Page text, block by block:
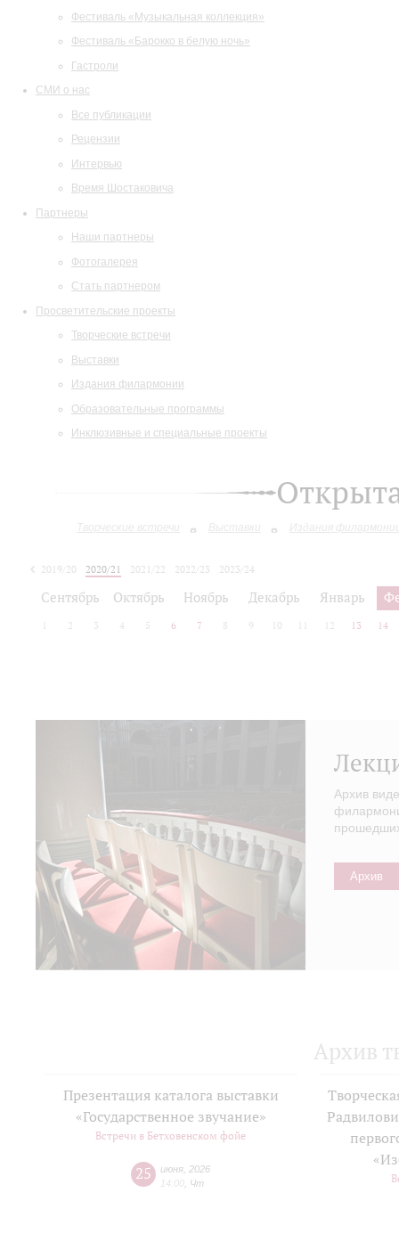
Фестиваль «Музыкальная коллекция»
Фестиваль «Барокко в белую ночь»
Гастроли
СМИ о нас
Все публикации
Рецензии
Интервью
Время Шостаковича
Партнеры
Наши партнеры
Фотогалерея
Стать партнером
Просветительские проекты
Творческие встречи
Выставки
Издания филармонии
Образовательные программы
Инклюзивные и специальные проекты
Творческие встречи Выставки Издания
2019/20 2020/21 2021/22 2022/23
2023/24
Сентябрь Октябрь Ноябрь Декабрь Январь
2 3 4 5 6 7 8 9 10 12 13 14
Архив
Архив
Архив
Презентация каталога выставки
«Государственное звучание»
Встречи в Бетховенском фойе
25 июня 2026
14:00 Чт